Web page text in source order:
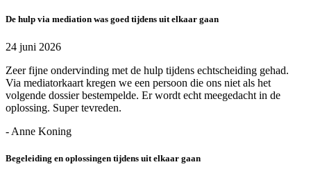
De hulp via mediation was goed tijdens uit elkaar gaan
24 juni 2026
Zeer fijne ondervinding met de hulp tijdens echtscheiding gehad.
Via mediatorkaart kregen we een persoon die ons niet als het
volgende dossier bestempelde. Er wordt echt meegedacht in de
oplossing. Super tevreden.
- Anne Koning
Begeleiding en oplossingen tijdens uit elkaar gaan